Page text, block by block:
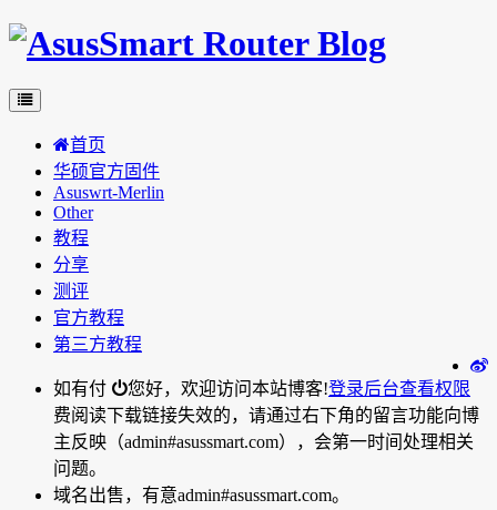
首页
华硕官方固件
Asuswrt-Merlin
Other
教程
分享
测评
官方教程
第三方教程
您好，欢迎访问本站博客!登录后台查看权限
如有付
费阅读下载链接失效的，请通过右下角的留言功能向博
主反映（admin#asussmart.com），会第一时间处理相关
问题。
域名出售，有意admin#asussmart.com。